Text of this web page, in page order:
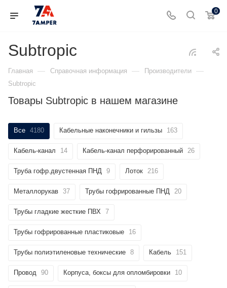
0
Subtropic
Главная — Справочная информация — Производители —
Subtropic
Товары Subtropic в нашем магазине
Все 4180 Кабельные наконечники и гильзы 163
Кабель-канал 14 Кабель-канал перфорированный 26
Труба гофр.двустенная ПНД 9 Лоток 216
Металлорукав 37 Трубы гофрированные ПНД 20
Трубы гладкие жесткие ПВХ 7
Трубы гофрированные пластиковые 16
Трубы полиэтиленовые технические 8 Кабель 151
Провод 90 Корпуса, боксы для опломбировки 10